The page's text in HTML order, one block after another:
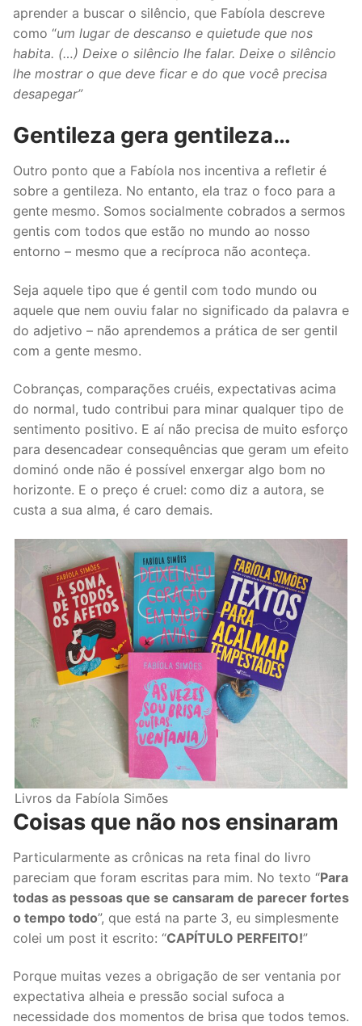
aprender a buscar o silêncio, que Fabíola descreve
como “um lugar de descanso e quietude que nos
habita. (…) Deixe o silêncio lhe falar. Deixe o silêncio
lhe mostrar o que deve ficar e do que você precisa
desapegar”
Gentileza gera gentileza…
Outro ponto que a Fabíola nos incentiva a refletir é
sobre a gentileza. No entanto, ela traz o foco para a
gente mesmo. Somos socialmente cobrados a sermos
gentis com todos que estão no mundo ao nosso
entorno – mesmo que a recíproca não aconteça.
Seja aquele tipo que é gentil com todo mundo ou
aquele que nem ouviu falar no significado da palavra e
do adjetivo – não aprendemos a prática de ser gentil
com a gente mesmo.
Cobranças, comparações cruéis, expectativas acima
do normal, tudo contribui para minar qualquer tipo de
sentimento positivo. E aí não precisa de muito esforço
para desencadear consequências que geram um efeito
dominó onde não é possível enxergar algo bom no
horizonte. E o preço é cruel: como diz a autora, se
custa a sua alma, é caro demais.
Livros da Fabíola Simões
Coisas que não nos ensinaram
Particularmente as crônicas na reta final do livro
pareciam que foram escritas para mim. No texto “Para
todas as pessoas que se cansaram de parecer fortes
o tempo todo”, que está na parte 3, eu simplesmente
colei um post it escrito: “CAPÍTULO PERFEITO!”
Porque muitas vezes a obrigação de ser ventania por
expectativa alheia e pressão social sufoca a
necessidade dos momentos de brisa que todos temos.